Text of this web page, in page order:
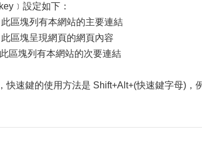
設定如下：
區塊列有本網站的主要連結
區塊呈現網頁的網頁內容
區塊列有本網站的次要連結
快速鍵的使用方法是 Shift+Alt+(快速鍵字母)，